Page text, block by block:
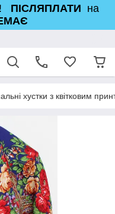
ПІСЛЯПЛАТИ на
хустки з квітковим